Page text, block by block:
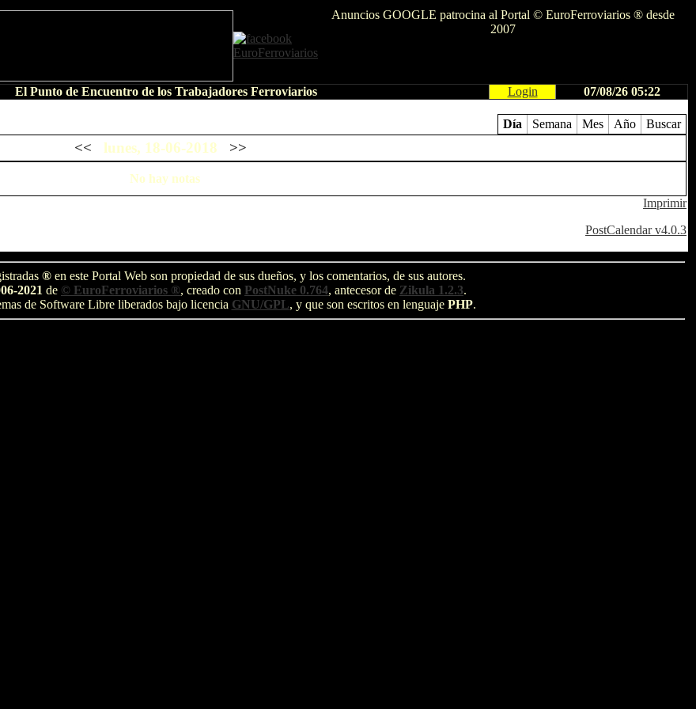
Anuncios GOOGLE patrocina al Portal © EuroFerroviarios ® desde
2007
El Punto de Encuentro de los Trabajadores Ferroviarios Login 07/08/26 05:22
Día Semana Mes Año Buscar
<< lunes, 18-06-2018 >>
No hay notas
Imprimir
PostCalendar v4.0.3
®en este Portal Web son propiedad de sus dueños, y los comentarios, de sus autores.
2021 de © EuroFerroviarios ®, creado con PostNuke 0.764, antecesor de Zikula 1.2.3.
de Software Libre liberados bajo licencia GNU/GPL, y que son escritos en lenguaje PHP.